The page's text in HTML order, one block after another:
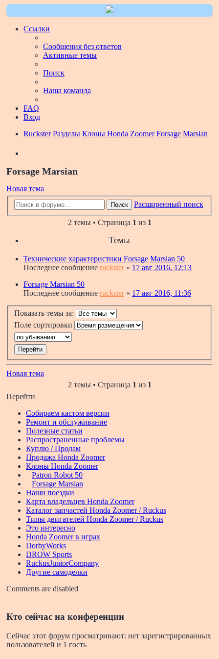
Ссылки
Сообщения без ответов
Активные темы
Поиск
Наша команда
FAQ
Вход
Ruckster Разделы Клоны Honda Zoomer Forsage Marsian
Forsage Marsian
Новая тема
Поиск Расширенный поиск
2 темы • Страница 1 из 1
Темы
Технические характеристики Forsage Marsian 50
Последнее сообщение ruckster« 17 авг 2016, 12:13
Forsage Marsian 50
Последнее сообщение ruckster« 17 авг 2016, 11:36
Показать темы за:
Поле сортировки
Новая тема
2 темы • Страница 1 из 1
Перейти
Собираем кастом версии
Ремонт и обслуживание
Полезные статьи
Распространенные проблемы
Куплю / Продам
Продажа Honda Zoomer
Клоны Honda Zoomer
Patron Robot 50
Forsage Marsian
Наши поездки
Карта владельцев Honda Zoomer
Каталог запчастей Honda Zoomer / Ruckus
Типы двигателей Honda Zoomer / Ruckus
Это интересно
Honda Zoomer в играх
DorbyWorks
DROW Sports
RuckusJuniorCompany
Другие самоделки
Comments are disabled
Кто сейчас на конференции
Сейчас этот форум просматривают: нет зарегистрированных
пользователей и 1 гость